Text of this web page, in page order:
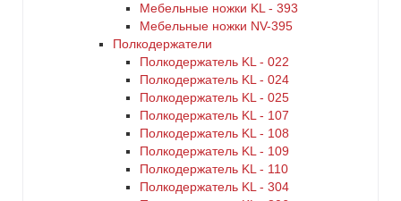
Мебельные ножки KL - 393
Мебельные ножки NV-395
Полкодержатели
Полкодержатель KL - 022
Полкодержатель KL - 024
Полкодержатель KL - 025
Полкодержатель KL - 107
Полкодержатель KL - 108
Полкодержатель KL - 109
Полкодержатель KL - 110
Полкодержатель KL - 304